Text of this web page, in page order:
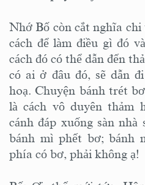
Nhớ Bố còn cắt nghĩa
cách để làm điều gì đó
cách đó có thể dẫn đến
có ai ở đâu đó, sẽ dẫn
hoạ. Chuyện bánh trét
là cách vô duyên thảm
cánh đáp xuống sàn
bánh mì phết bơ; bánh
phía có bơ, phải không ạ!